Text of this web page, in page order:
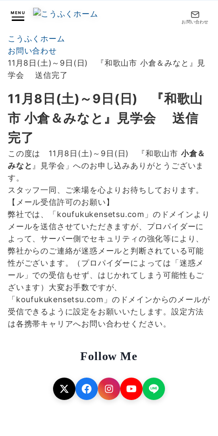
MENU
お問い合わせ
こうふくホーム
お問い合わせ
11月8日(土)～9日(日) 『和歌山市 小倉＆みなと』見
学会 送信完了
11月8日(土)～9日(日) 『和歌山
市 小倉＆みなと』見学会 送信
完了
この度は 11月8日(土)～9日(日) 『和歌山市 小倉＆
みなと 』見学会」へのお申し込みありがとうございま
す。
スタッフ一同、ご来場を心よりお待ちしております。
【メール受信許可のお願い】
弊社では、「koufukukensetsu.com」のドメインより
メールを送信させていただきますが、プロパイダーに
よって、サーバー側でセキュリティの強化等により、
弊社からのご連絡が迷惑メールと判断されている可能
性がございます。（プロパイダーによっては「迷惑メ
ール」での受信もせず、はじかれてしまう可能性もご
ざいます）大変お手数ですが、
「koufukukensetsu.com」のドメインからのメールが
受信できるように設定をお願いいたします。設定方法
は各携帯キャリアへお問い合わせください。
Follow Me